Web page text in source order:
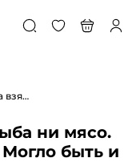
Шуточная жвачка- Ни рыба ни мясо. Пора взять себя в руки, Могло быть и хуже.
ни мясо.
Могло быть и